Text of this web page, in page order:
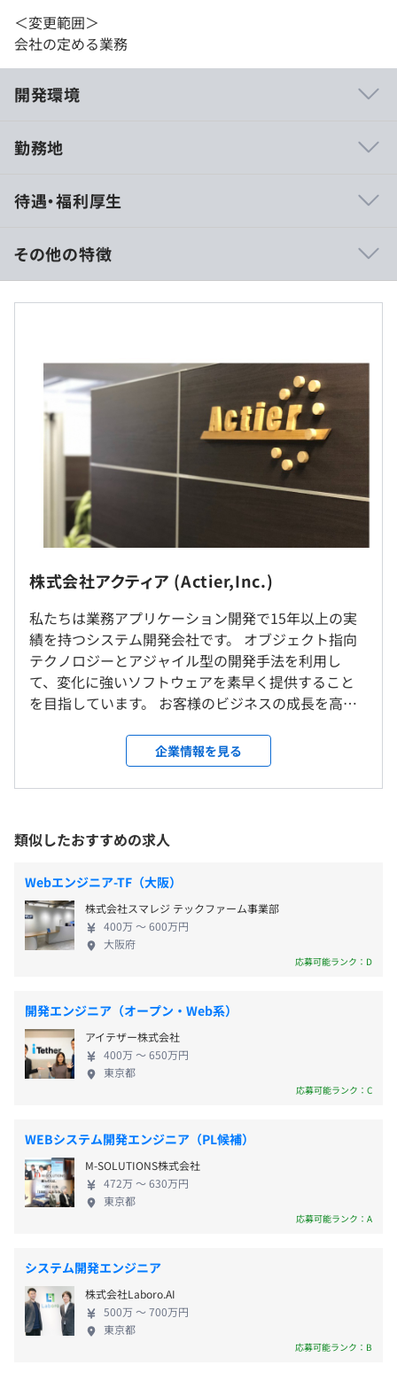
＜変更範囲＞
会社の定める業務
開発環境
す。一方でコミュニケーションや深いモデリングをする際
スなので、ゆったりとした机にマルチモニタ、スペックの
高いマシンを配置して、開発作業でストレスにならない工
夫をしています。 また、息抜きにビリヤードやダーツを
やったりできるようなオフィスです。こたつもあります。
動開発のコミュニティ活動を行っています。
・台帳管理ローコード開発サービス CRAFT BLOCKS
https://www.craft-blocks.com/
・営業支援サービス かけるくん
https://www.kakeru-
・実績紹介一覧https://www.actier.co.jp/casestudies/
■技術資産の蓄積
Java / Spring Bootを中心とした技術スタックをベース
に、社内でのナレッジ共有や、技術書の購入支援など、学
び続ける姿勢をサポートしています。
■形式よりも本質を優先
形式的な会議や社内イベントは最小限に抑えています。そ
Mac Book Pro (24GBメモリ) を支給。
別途、社内にある液晶モニタを繋いでマルチディスプレイ
で使えます。
プロジェクトごとに選択、オブジェクト指向、アジャイ
ル、ペアプロ
Docker、AWS CloudFormation、Amazon ECS、
勤務地
就業場所の変更範囲
東京本社、および自宅
＜変更範囲＞
会社の定める場所（テレワークを行う場所を含む）
受動喫煙防止措置に関する事項
従業員に対する受動喫煙対策：あり
対策内容：敷地内禁煙
・東京メトロ日比谷線 「小伝馬町」駅 出口3 徒歩 5分
・JR「新日本橋」駅 出口5 徒歩 7分
・東京メトロ銀座線 「三越前」駅 出口A6 徒歩 8分
待遇・福利厚生
■ 基本給 : 30 万円/月～
■ 勤続賃金 : 入社 1 年で一律 1 万円を基本給に追加
■ 参考 :
年収下限は、基本給を単純に12倍したもの。
残業代は1分単位で支給。残業20時間（当社平均:勤務時間
ベース7.5時間）、残業手当が約 4.8 万円程度となりま
※ 賞与は業績次第で支給されない場合があります。ま
た、個人評価によって支給額が異なります。
9:30〜18:00 (基準7.5時間)
フレックス制：コアタイム 10:00〜15:00 (出勤 7:00 以
降、退勤 20:00 まで)
20:00 以降の業務は別途許可が必要
・完全週休2日制（土日）
・祝日
・有給休暇(入社半年後に 10 日間)
・慶弔休暇
・家族手当（扶養家族）
・在宅勤務手当（条件あり）
ジョブディスクリプション制（職務に応じた賃金となりま
その他の特徴
株式会社アクティア (Actier,Inc.)
私たちは業務アプリケーション開発で15年以上の実
績を持つシステム開発会社です。 オブジェクト指向
テクノロジーとアジャイル型の開発手法を利用し
て、変化に強いソフトウェアを素早く提供すること
を目指しています。 お客様のビジネスの成長を高い
かに繋げていくか」といったことにこだわっていま
す。 そのために、要求や要望から要件をしっかりと
抽出する、設計にこだわるといったことを行い、業
います。 一部プロジェクトでは、業務ドメインを表
現するために日本語の方が良いということで、Java
のクラスやメソッド名、DBテーブルやカラム名を
「日本語」で記述して開発しているプロジェクトも
あります。 こうすることで、業務ドメインを確実に
システム表現することができ、顧客が変更したいと
いった言葉をベースにシステムを検索して影響範囲
その結果として、変化に強いソフトウェアを開発す
ることに繋がっています。
企業情報を見る
類似したおすすめの求人
Webエンジニア-TF（大阪）
株式会社スマレジ テックファーム事業部
400万 〜 600万円
大阪府
応募可能ランク：D
開発エンジニア（オープン・Web系）
アイテザー株式会社
400万 〜 650万円
東京都
応募可能ランク：C
WEBシステム開発エンジニア（PL候補）
M-SOLUTIONS株式会社
472万 〜 630万円
東京都
応募可能ランク：A
システム開発エンジニア
株式会社Laboro.AI
500万 〜 700万円
東京都
応募可能ランク：B